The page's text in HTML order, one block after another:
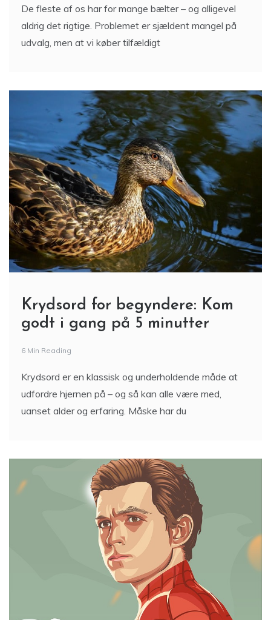
De fleste af os har for mange bælter – og alligevel
aldrig det rigtige. Problemet er sjældent mangel på
udvalg, men at vi køber tilfældigt
Krydsord for begyndere: Kom
godt i gang på 5 minutter
6 Min Reading
Krydsord er en klassisk og underholdende måde at
udfordre hjernen på – og så kan alle være med,
uanset alder og erfaring. Måske har du